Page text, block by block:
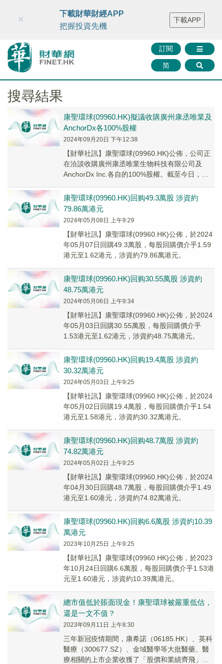
財華智庫網 FINTV FINMETA 財華證券 媒體矩陣
智庫沙龍
聯絡我們
訂閱
简
×
下載財華財經APP
把握投資先機
下載APP
搜尋結果
康聖環球(09960.HK)擬議收購廣州康丞唯業及
AnchorDx各100%股權
2024年09月20日 下午12:38
【財華社訊】康聖環球(09960.HK)公佈，公司正
在洽談收購廣州康丞唯業生物科技有限公司及
AnchorDx Inc.各自的100%股權。截至今日，公
康聖環球(09960.HK)回购49.3萬股 涉資約
79.86萬港元
2024年05月08日 上午9:29
【財華社訊】康聖環球(09960.HK)公佈，於2024
年05月07日回購49.3萬股，每股回購價介乎1.59
港元至1.62港元，涉資約79.86萬港元。
康聖環球(09960.HK)回购30.55萬股 涉資約
48.75萬港元
2024年05月06日 上午9:34
【財華社訊】康聖環球(09960.HK)公佈，於2024
年05月03日回購30.55萬股，每股回購價介乎
1.53港元至1.62港元，涉資約48.75萬港元。
康聖環球(09960.HK)回购19.4萬股 涉資約
30.32萬港元
2024年05月03日 上午9:25
【財華社訊】康聖環球(09960.HK)公佈，於2024
年05月02日回購19.4萬股，每股回購價介乎1.54
港元至1.58港元，涉資約30.32萬港元。
康聖環球(09960.HK)回购48.7萬股 涉資約
74.82萬港元
2024年05月02日 上午9:25
【財華社訊】康聖環球(09960.HK)公佈，於2024
年04月30日回購48.7萬股，每股回購價介乎1.49
港元至1.60港元，涉資約74.82萬港元。
康聖環球(09960.HK)回购6.6萬股 涉資約10.39
萬港元
2023年10月25日 上午9:25
【財華社訊】康聖環球(09960.HK)公佈，於2023
年10月24日回購6.6萬股，每股回購價介乎1.53港
元至1.60港元，涉資約10.39萬港元。
總市值低於賬面現金！康聖環球被嚴重低估，
還是一文不值？
2023年09月11日 上午8:30
三年新冠疫情期間，康希諾（06185.HK）、英科
醫療（300677.SZ）、金域醫學等大批醫藥、醫
療相關的上市企業收獲了「股價和業績齊飛」的